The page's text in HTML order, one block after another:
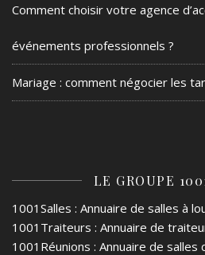
Comment choisir votre agence
événements professionnels ?
Mariage : comment négocier les
LE GROUPE
1001Salles : Annuaire de salles à
1001Traiteurs : Annuaire de
1001Réunions : Annuaire de salles